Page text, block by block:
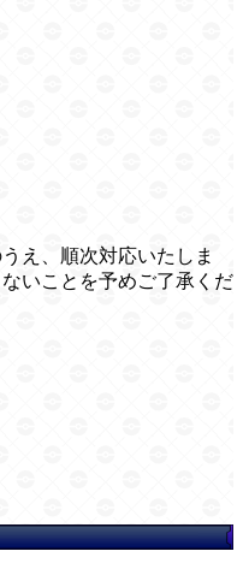
え、順次対応いたしま
いことを予めご了承くだ